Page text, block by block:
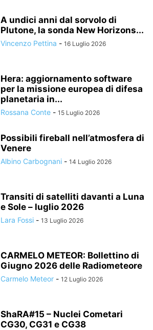
A undici anni dal sorvolo di
Plutone, la sonda New Horizons...
Vincenzo Pettina - 16 Luglio 2026
Hera: aggiornamento software
per la missione europea di difesa
planetaria in...
Rossana Conte - 15 Luglio 2026
Possibili fireball nell’atmosfera di
Venere
Albino Carbognani - 14 Luglio 2026
Transiti di satelliti davanti a Luna
e Sole – luglio 2026
Lara Fossi - 13 Luglio 2026
CARMELO METEOR: Bollettino di
Giugno 2026 delle Radiometeore
Carmelo Meteor - 12 Luglio 2026
ShaRA#15 – Nuclei Cometari
CG30, CG31 e CG38